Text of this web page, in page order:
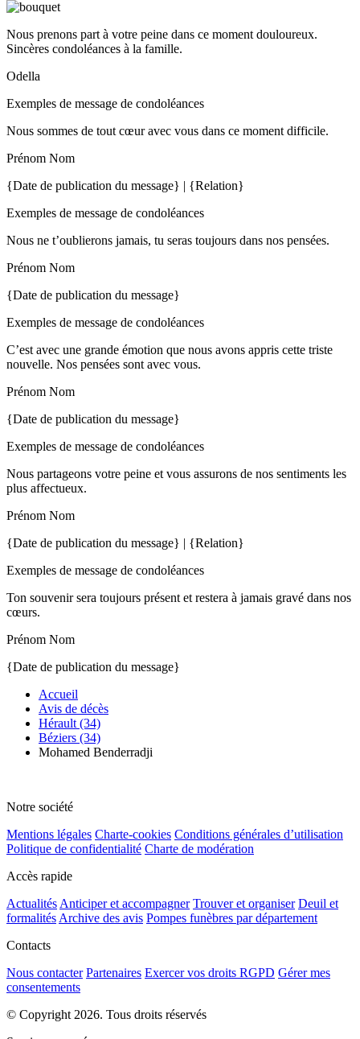
Nous prenons part à votre peine dans ce moment douloureux.
Sincères condoléances à la famille.
Odella
Exemples de message de condoléances
Nous sommes de tout cœur avec vous dans ce moment difficile.
Prénom Nom
{Date de publication du message} | {Relation}
Exemples de message de condoléances
Nous ne t’oublierons jamais, tu seras toujours dans nos pensées.
Prénom Nom
{Date de publication du message}
Exemples de message de condoléances
C’est avec une grande émotion que nous avons appris cette triste
nouvelle. Nos pensées sont avec vous.
Prénom Nom
{Date de publication du message}
Exemples de message de condoléances
Nous partageons votre peine et vous assurons de nos sentiments les
plus affectueux.
Prénom Nom
{Date de publication du message} | {Relation}
Exemples de message de condoléances
Ton souvenir sera toujours présent et restera à jamais gravé dans nos
cœurs.
Prénom Nom
{Date de publication du message}
Accueil
Avis de décès
Hérault (34)
Béziers (34)
Mohamed Benderradji
Notre société
Mentions légales Charte-cookies Conditions générales d’utilisation
Politique de confidentialité Charte de modération
Accès rapide
Actualités Anticiper et accompagner Trouver et organiser Deuil et
formalités Archive des avis Pompes funèbres par département
Contacts
Nous contacter Partenaires Exercer vos droits RGPD Gérer mes
consentements
© Copyright 2026. Tous droits réservés